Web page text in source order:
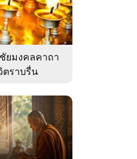
ยมงคลคาถา
ราบรื่น